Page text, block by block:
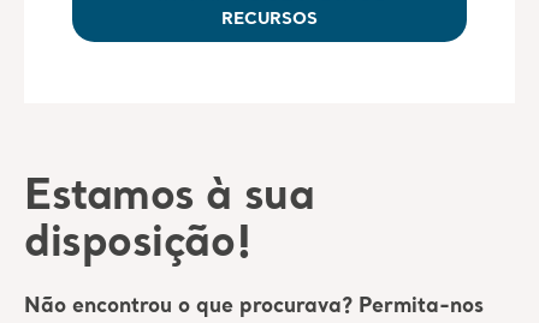
RECURSOS
Estamos à sua
disposição!
Não encontrou o que procurava? Permita-nos